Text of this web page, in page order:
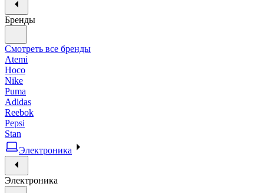
Бренды
Смотреть все бренды
Atemi
Hoco
Nike
Puma
Adidas
Reebok
Pepsi
Stan
Электроника
Электроника